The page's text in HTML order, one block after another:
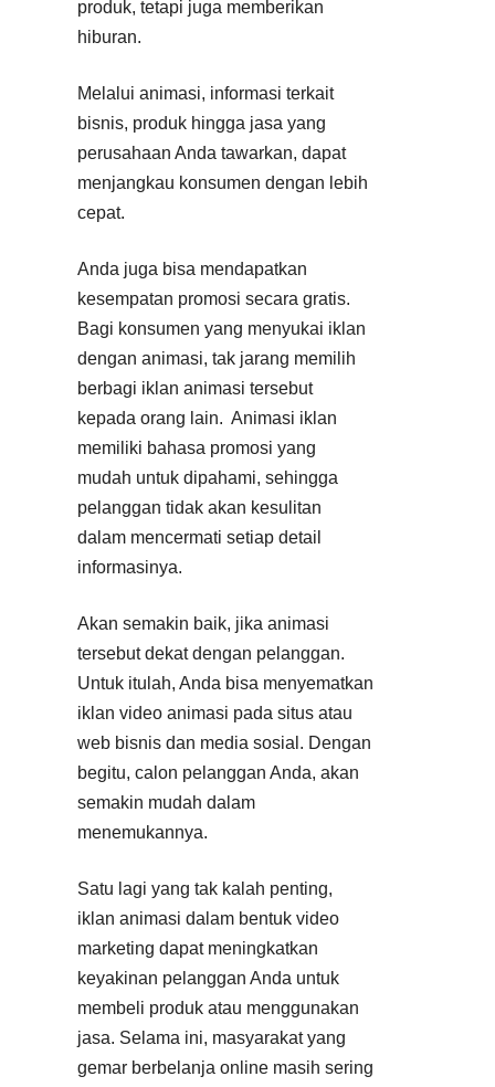
produk, tetapi juga memberikan
hiburan.
Melalui animasi, informasi terkait
bisnis, produk hingga jasa yang
perusahaan Anda tawarkan, dapat
menjangkau konsumen dengan lebih
cepat.
Anda juga bisa mendapatkan
kesempatan promosi secara gratis.
Bagi konsumen yang menyukai iklan
dengan animasi, tak jarang memilih
berbagi iklan animasi tersebut
kepada orang lain. Animasi iklan
memiliki bahasa promosi yang
mudah untuk dipahami, sehingga
pelanggan tidak akan kesulitan
dalam mencermati setiap detail
informasinya.
Akan semakin baik, jika animasi
tersebut dekat dengan pelanggan.
Untuk itulah, Anda bisa menyematkan
iklan video animasi pada situs atau
web bisnis dan media sosial. Dengan
begitu, calon pelanggan Anda, akan
semakin mudah dalam
menemukannya.
Satu lagi yang tak kalah penting,
iklan animasi dalam bentuk video
marketing dapat meningkatkan
keyakinan pelanggan Anda untuk
membeli produk atau menggunakan
jasa. Selama ini, masyarakat yang
gemar berbelanja online masih sering